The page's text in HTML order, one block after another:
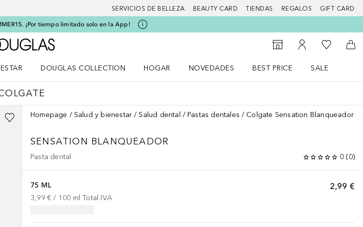
SERVICIOS DE BELLEZA BEAUTY CARD TIENDAS REGALOS GIFT CARD
¡Por tiempo limitado solo en la App!
A Douglas Home
Al Storefinder
Mi cuenta
Mi lista de
A
DOUGLAS COLLECTION
HOGAR
NOVEDADES
BEST PRICE
SALE
Homepage Salud y bienestar Salud dental Pastas dentales Colgate Sensation Blanqueador
SENSATION BLANQUEADOR
Pasta dental 0 (0)
2,99 €
75 ML
3,99 € / 100 ml Total IVA